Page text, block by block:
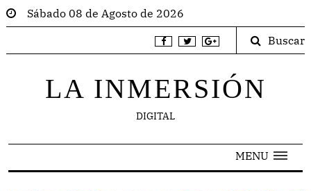
Sábado 08 de Agosto de 2026
Buscar
LA INMERSIÓN
DIGITAL
MENU